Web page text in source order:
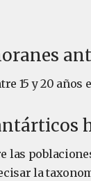
15 y 20 años
las
la